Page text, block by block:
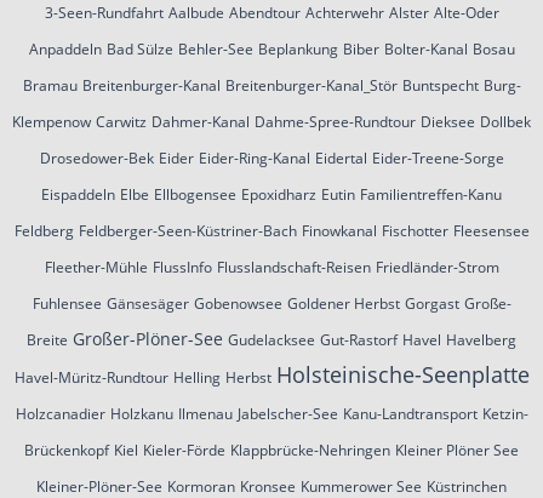
3-Seen-Rundfahrt Aalbude Abendtour Achterwehr Alster Alte-Oder
Anpaddeln Bad Sülze Behler-See Beplankung Biber Bolter-Kanal Bosau
Bramau Breitenburger-Kanal Breitenburger-Kanal_Stör Buntspecht Burg-
Klempenow Carwitz Dahmer-Kanal Dahme-Spree-Rundtour Dieksee Dollbek
Drosedower-Bek Eider Eider-Ring-Kanal Eidertal Eider-Treene-Sorge
Eispaddeln Elbe Ellbogensee Epoxidharz Eutin Familientreffen-Kanu
Feldberg Feldberger-Seen-Küstriner-Bach Finowkanal Fischotter Fleesensee
Fleether-Mühle FlussInfo Flusslandschaft-Reisen Friedländer-Strom
Fuhlensee Gänsesäger Gobenowsee Goldener Herbst Gorgast Große-
Breite Großer-Plöner-See Gudelacksee Gut-Rastorf Havel Havelberg
Havel-Müritz-Rundtour Helling Herbst Holsteinische-Seenplatte
Holzcanadier Holzkanu Ilmenau Jabelscher-See Kanu-Landtransport Ketzin-
Brückenkopf Kiel Kieler-Förde Klappbrücke-Nehringen Kleiner Plöner See
Kleiner-Plöner-See Kormoran Kronsee Kummerower See Küstrinchen